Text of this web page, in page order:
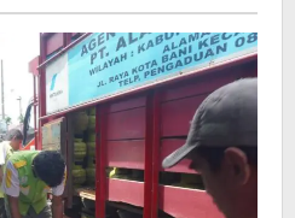
3
kg
melalui
Operasi
Pasar.